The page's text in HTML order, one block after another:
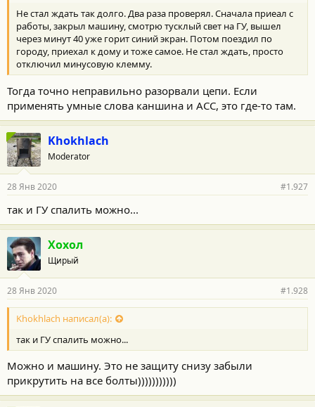
Не стал ждать так долго. Два раза проверял. Сначала приеал с
работы, закрыл машину, смотрю тусклый свет на ГУ, вышел
через минут 40 уже горит синий экран. Потом поездил по
городу, приехал к дому и тоже самое. Не стал ждать, просто
отключил минусовую клемму.
Тогда точно неправильно разорвали цепи. Если
применять умные слова каншина и АСС, это где-то там.
Khokhlach
Moderator
28 Янв 2020 #1.927
так и ГУ спалить можно...
Хохол
Щирый
28 Янв 2020 #1.928
Khokhlach написал(а):
так и ГУ спалить можно...
Можно и машину. Это не защиту снизу забыли
прикрутить на все болты)))))))))))